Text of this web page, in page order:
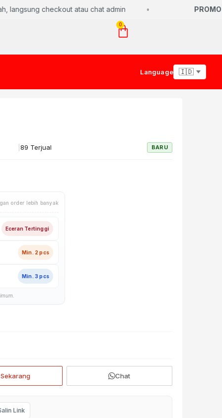
langsung checkout atau chat admin PROMO
0
Language
89 Terjual BARU
order lebih banyak
Eceran Tertinggi
Min. 2 pcs
Min. 3 pcs
Sekarang Chat
Link